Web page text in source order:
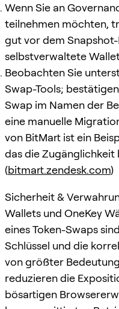
Wenn Sie an
teilnehmen möchten,
gut vor dem
selbstverwaltete
Beobachten Sie
Swap-Tools;
Swap im Namen der
eine manuelle
von BitMart ist ein
das die Zugänglichkeit
(bitmart.zendesk.com)
Sicherheit &
Wallets und OneKey
eines Token-Swaps
Schlüssel und die
von größter
reduzieren die
bösartigen